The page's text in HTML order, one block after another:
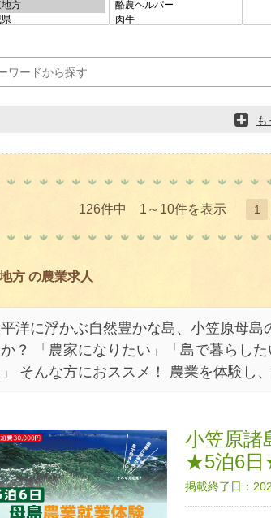
126件中 1～10件を表示 1
方 の農業求人
洋に浮かぶ自然豊かな島、小笠原母島
？ 「農家になりたい」「島で暮らし
そんな方におススメ！ 農業を体験し
小笠原諸
★5泊6
掲載終了日：